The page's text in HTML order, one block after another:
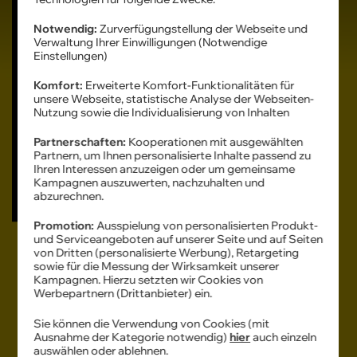
GRATIS
DSL 100MBit/s
2699
€ mtl.
Dauerhaft günstig
Auswählen
Notwendig: Zurverfügungstellung der Webseite und
Verwaltung Ihrer Einwilligungen (Notwendige
Einstellungen)
Komfort: Erweiterte Komfort-Funktionalitäten für
unsere Webseite, statistische Analyse der Webseiten-
Nutzung sowie die Individualisierung von Inhalten
Partnerschaften: Kooperationen mit ausgewählten
Partnern, um Ihnen personalisierte Inhalte passend zu
Ihren Interessen anzuzeigen oder um gemeinsame
Kampagnen auszuwerten, nachzuhalten und
abzurechnen.
Promotion:Ausspielung von personalisierten Produkt-
und Serviceangeboten auf unserer Seite und auf Seiten
von Dritten (personalisierte Werbung), Retargeting
sowie für die Messung der Wirksamkeit unserer
Kampagnen. Hierzu setzten wir Cookies von
Werbepartnern (Drittanbieter) ein.
Sie können die Verwendung von Cookies (mit
Ausnahme der Kategorie notwendig)hierauch einzeln
auswählen oder ablehnen.